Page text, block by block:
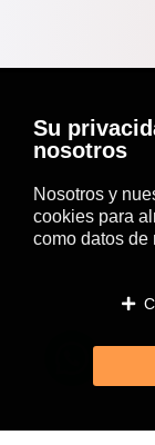
Su
nosotros
Nosotros y
cookies para
como datos de